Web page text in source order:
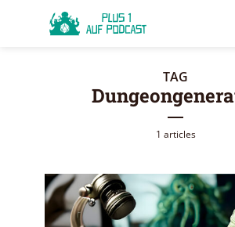
TAG
1 articles